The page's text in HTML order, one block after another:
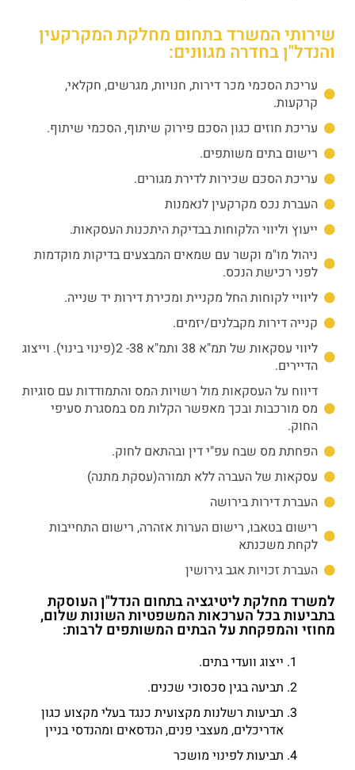
שירותי המשרד בתחום מחלקת המקרקעין
והנדל"ן בחדרה מגוונים:
עריכת הסכמי מכר דירות, חנויות, מגרשים, חקלאי,
קרקעות.
עריכת חוזים כגון הסכם פירוק שיתוף, הסכמי שיתוף.
רישום בתים משותפים.
עריכת הסכם שכירות לדירת מגורים.
העברת נכס מקרקעין לנאמנות
ייעוץ וליווי הלקוחות בבדיקת היתכנות העסקאות.
ניהול מו"מ וקשר עם שמאים המבצעים בדיקות מוקדמות
לפני רכישת הנכס.
ליוויי לקוחות החל מקניית ומכירת דירות יד שנייה.
קנייה דירות מקבלנים/יזמים.
ליווי עסקאות של תמ"א 38 ותמ"א 38- 2(פינוי בינוי). וייצוג
הדיירים.
דיווח על העסקאות מול רשויות המס והתמודדות עם סוגיות
מס מורכבות ובכך מאפשר הקלות מס במסגרת סעיפי
החוק.
הפחתת מס שבח עפ"י דין ובהתאם לחוק.
עסקאות של העברה ללא תמורה(עסקת מתנה)
העברת דירות בירושה
רישום בטאבו, רישום הערות אזהרה, רישום התחייבות
לקחת משכנתא
העברת זכויות אגב גירושין
למשרד מחלקת ליטיגציה בתחום הנדל"ן העוסקת
בתביעות בכל הערכאות המשפטיות השונות שלום,
מחוזי והמפקחת על הבתים המשותפים לרבות:
ייצוג וועדי בתים.
תביעה בגין סכסוכי שכנים.
תביעות רשלנות מקצועית כנגד בעלי מקצוע כגון
אדריכלים, מעצבי פנים, הנדסאים ומהנדסי בניין
תביעות לפינוי מושכר